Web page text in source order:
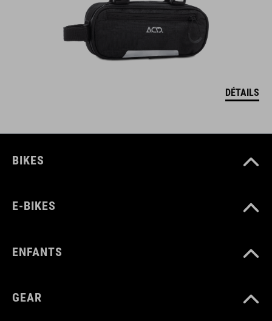
DÉTAILS
BIKES
E-BIKES
ENFANTS
GEAR